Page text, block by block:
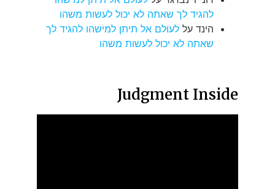
להגיד לך שאתה לא יכול לעשות משהו
הינד על לעולם אל תיתן למישהו להגיד לך
שאתה לא יכול לעשות משהו
Judgment Inside